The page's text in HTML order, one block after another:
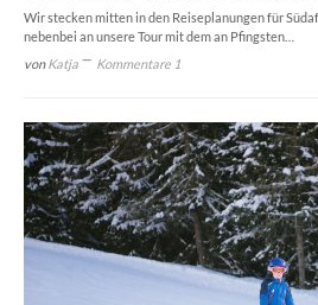
Wir stecken mitten in den Reiseplanungen für
nebenbei an unsere Tour mit dem an Pfingsten…
vonKatja Kommentare 1